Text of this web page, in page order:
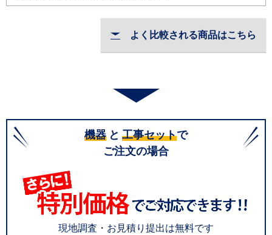
よく比較される商品はこちら
機器 と 工事セットで
ご注文の場合
現地調査・お見積り提出は無料です